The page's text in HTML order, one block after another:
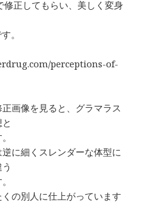
正してもらい、美しく変身
。
perceptions-of-
画像を見ると、グラマラス
に細くスレンダーな体型に
の別人に仕上がっています